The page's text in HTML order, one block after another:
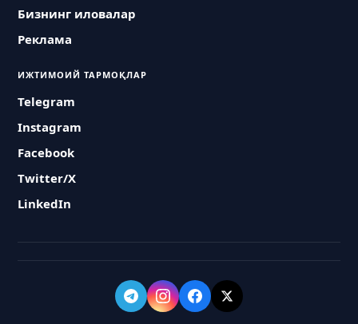
Бизнинг иловалар
Реклама
ИЖТИМОИЙ ТАРМОҚЛАР
Telegram
Instagram
Facebook
Twitter/X
LinkedIn